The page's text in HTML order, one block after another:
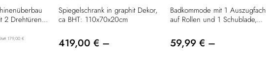
2 Drehtüren...
179,00 €
Spiegelschrank in graphit Dekor,
ca BHT: 110x70x20cm
419,00 € –
Badkommode mit 1 Auszugfach
auf Rollen und 1 Schublade,...
59,99 € –